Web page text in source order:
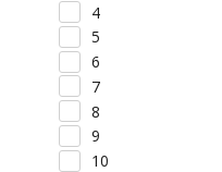
4
5
6
7
8
9
10